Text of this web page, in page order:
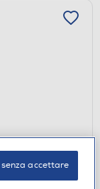
- 94697
accettare